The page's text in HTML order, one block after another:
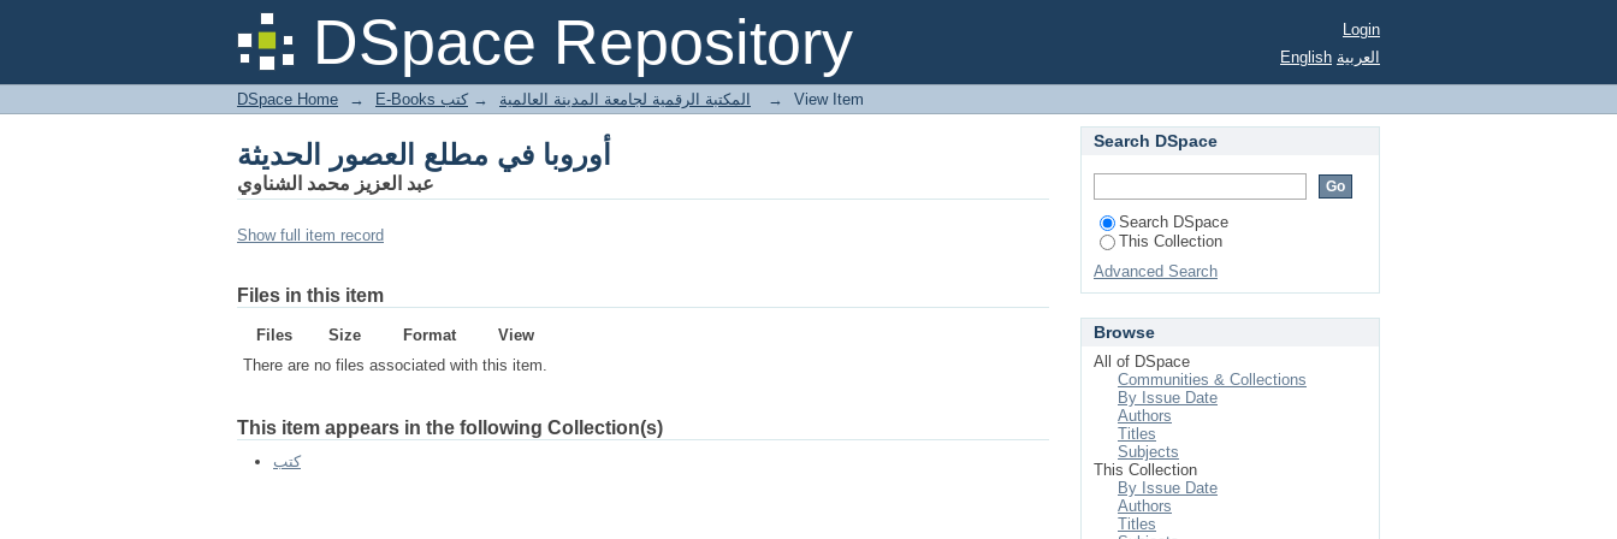
DSpace Repository
أوروبا في مطلع العصور الحديثة
Login
English العربية
DSpace Home → E-Books المكتبة الرقمية لجامعة المدينة العالمية → كتب → View Item
أوروبا في مطلع العصور الحديثة
عبد العزيز محمد الشناوي
Show full item record
Files in this item
Files Size Format
View
There are no files associated with this item.
This item appears in the following Collection(s)
كتب
Search DSpace
Search DSpace
This Collection
Advanced Search
Browse
All of DSpace
Communities & Collections
By Issue Date
Authors
Titles
Subjects
This Collection
By Issue Date
Authors
Titles